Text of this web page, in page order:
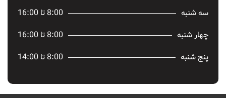
سه شنبه
8:00 تا 16:00
چهار شنبه
8:00 تا 16:00
پنج شنبه
8:00 تا 14:00